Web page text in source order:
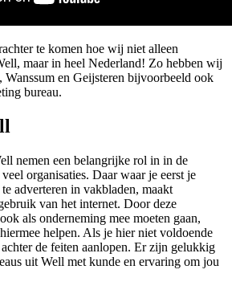
te komen hoe wij niet alleen
maar in heel Nederland! Zo hebben wij
Wanssum en Geijsteren bijvoorbeeld ook
bureau.
nemen een belangrijke rol in in de
organisaties. Daar waar je eerst je
adverteren in vakbladen, maakt
van het internet. Door deze
als onderneming mee moeten gaan,
helpen. Als je hier niet voldoende
de feiten aanlopen. Er zijn gelukkig
uit Well met kunde en ervaring om jou